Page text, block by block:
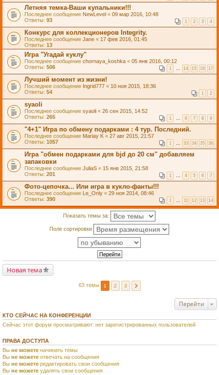
Летняя темка-Ваши купальники!!!
Последнее сообщение NewLevel « 09 мар 2016, 10:48
Ответы: 93 1 2 3 4
Конкурс для коллекционеров Integrity.
Последнее сообщение Jane « 17 фев 2016, 01:45
Ответы: 13
Игра "Угадай куклу"
Последнее сообщение chornaya_koshka « 05 янв 2016, 00:12
Ответы: 506 1 … 14 15 16 17
Лучший момент из жизни!
Последнее сообщение Ingrid777 « 10 ноя 2015, 18:36
Ответы: 54 1 2
syaoli
Последнее сообщение syaoli « 26 сен 2015, 14:52
Ответы: 265 1 … 6 7 8 9
"4+1" Игра по обмену подарками : 4 тур. Последний.
Последнее сообщение Mariay K « 27 авг 2015, 21:57
Ответы: 1057 1 … 33 34 35 36
Игра "обмен подарками для bjd до 20 см" добавляем
запаковки
Последнее сообщение JuliaS « 15 янв 2015, 21:58
Ответы: 201 1 … 4 5 6 7
Фото-цепочка... Или игра в кукло-фанты!!!
Последнее сообщение Le_Only « 29 ноя 2014, 08:46
Ответы: 390 1 … 11 12 13 14
Показать темы за:
Поле сортировки
Новая тема
63 темы 1 2 3
Перейти
КТО СЕЙЧАС НА КОНФЕРЕНЦИИ
Сейчас этот форум просматривают: нет зарегистрированных пользователей
ПРАВА ДОСТУПА
Вы не можете начинать темы
Вы не можете отвечать на сообщения
Вы не можете редактировать свои сообщения
Вы не можете удалять свои сообщения